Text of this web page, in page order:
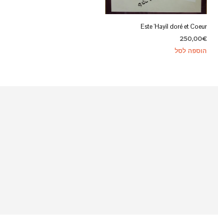
Este 'Hayil doré et Coeur
250,00€
הוספה לסל